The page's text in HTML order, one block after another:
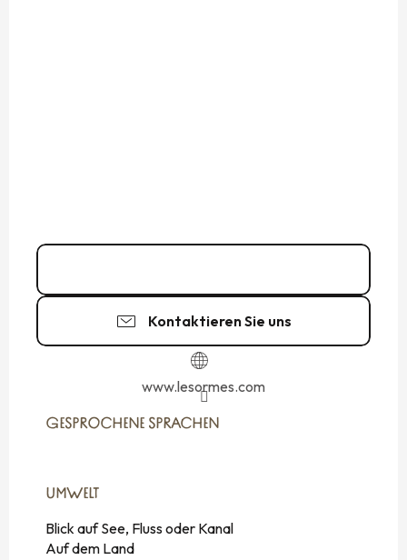
Kontaktieren Sie uns
www.lesormes.com
GESPROCHENE SPRACHEN
GESPROCHENE SPRACHEN
UMWELT
UMWELT
Blick auf See, Fluss oder Kanal
Auf dem Land